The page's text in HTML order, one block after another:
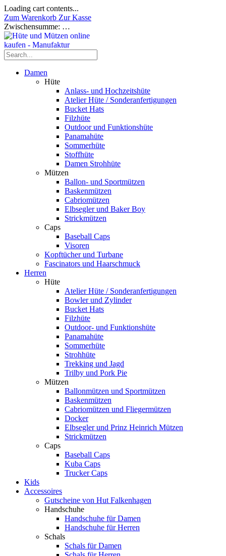
Loading cart contents...
Zum Warenkorb Zur Kasse
Zwischensumme: …
Damen
Hüte
Anlass- und Hochzeitshüte
Atelier Hüte / Sonderanfertigungen
Bucket Hats
Filzhüte
Outdoor und Funktionshüte
Panamahüte
Sommerhüte
Stoffhüte
Damen Strohhüte
Mützen
Ballon- und Sportmützen
Baskenmützen
Cabriomützen
Elbsegler und Baker Boy
Strickmützen
Caps
Baseball Caps
Visoren
Kopftücher und Turbane
Fascinators und Haarschmuck
Herren
Hüte
Atelier Hüte / Sonderanfertigungen
Bowler und Zylinder
Bucket Hats
Filzhüte
Outdoor- und Funktionshüte
Panamahüte
Sommerhüte
Strohhüte
Trekking und Jagd
Trilby und Pork Pie
Mützen
Ballonmützen und Sportmützen
Baskenmützen
Cabriomützen und Fliegermützen
Docker
Elbsegler und Prinz Heinrich Mützen
Strickmützen
Caps
Baseball Caps
Kuba Caps
Trucker Caps
Kids
Accessoires
Gutscheine von Hut Falkenhagen
Handschuhe
Handschuhe für Damen
Handschuhe für Herren
Schals
Schals für Damen